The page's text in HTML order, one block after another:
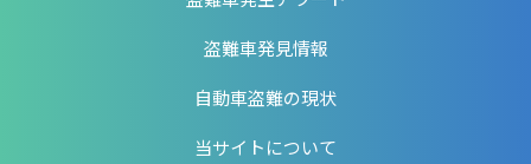
盗難車発見情報
自動車盗難の現状
当サイトについて